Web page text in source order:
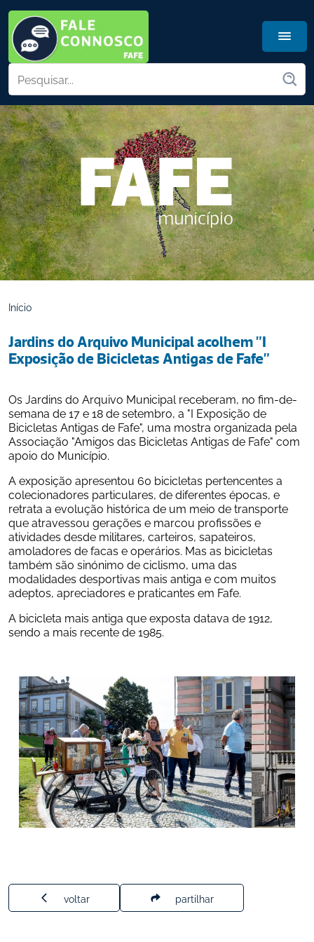
Início
Jardins do Arquivo Municipal acolhem "I
Exposição de Bicicletas Antigas de Fafe"
Os Jardins do Arquivo Municipal receberam, no fim-de-
semana de 17 e 18 de setembro, a "I Exposição de
Bicicletas Antigas de Fafe", uma mostra organizada pela
Associação "Amigos das Bicicletas Antigas de Fafe" com
apoio do Município.
A exposição apresentou 60 bicicletas pertencentes a
colecionadores particulares, de diferentes épocas, e
retrata a evolução histórica de um meio de transporte
que atravessou gerações e marcou profissões e
atividades desde militares, carteiros, sapateiros,
amoladores de facas e operários. Mas as bicicletas
também são sinónimo de ciclismo, uma das
modalidades desportivas mais antiga e com muitos
adeptos, apreciadores e praticantes em Fafe.
A bicicleta mais antiga que exposta datava de 1912,
sendo a mais recente de 1985.
voltar partilhar